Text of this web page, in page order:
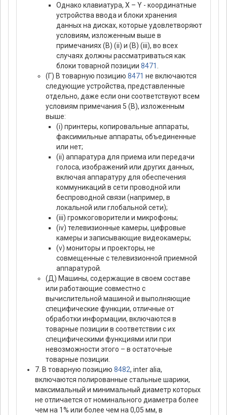
Однако клавиатура, X – Y - координатные
устройства ввода и блоки хранения
данных на дисках, которые удовлетворяют
условиям, изложенным выше в
примечаниях (В) (ii) и (В) (iii), во всех
случаях должны рассматриваться как
блоки товарной позиции 8471
(Г) В товарную позицию 8471 не включаются
следующие устройства, представленные
отдельно, даже если они соответствуют всем
условиям примечания 5 (В), изложенным
выше:
(i) принтеры, копировальные аппараты,
факсимильные аппараты, объединенные
или нет;
(ii) аппаратура для приема или передачи
голоса, изображений или других данных,
включая аппаратуру для обеспечения
коммуникаций в сети проводной или
беспроводной связи (например, в
локальной или глобальной сети);
(iii) громкоговорители и микрофоны;
(iv) телевизионные камеры, цифровые
камеры и записывающие видеокамеры;
(v) мониторы и проекторы, не
совмещенные с телевизионной приемной
аппаратурой.
(Д) Машины, содержащие в своем составе
или работающие совместно с
вычислительной машиной и выполняющие
специфические функции, отличные от
обработки информации, включаются в
товарные позиции в соответствии с их
специфическими функциями или при
невозможности этого – в остаточные
товарные позиции.
7. В товарную позицию 8482, inter alia,
включаются полированные стальные шарики,
максимальный и минимальный диаметр которых
не отличается от номинального диаметра более
чем на 1% или более чем на 0,05 мм, в